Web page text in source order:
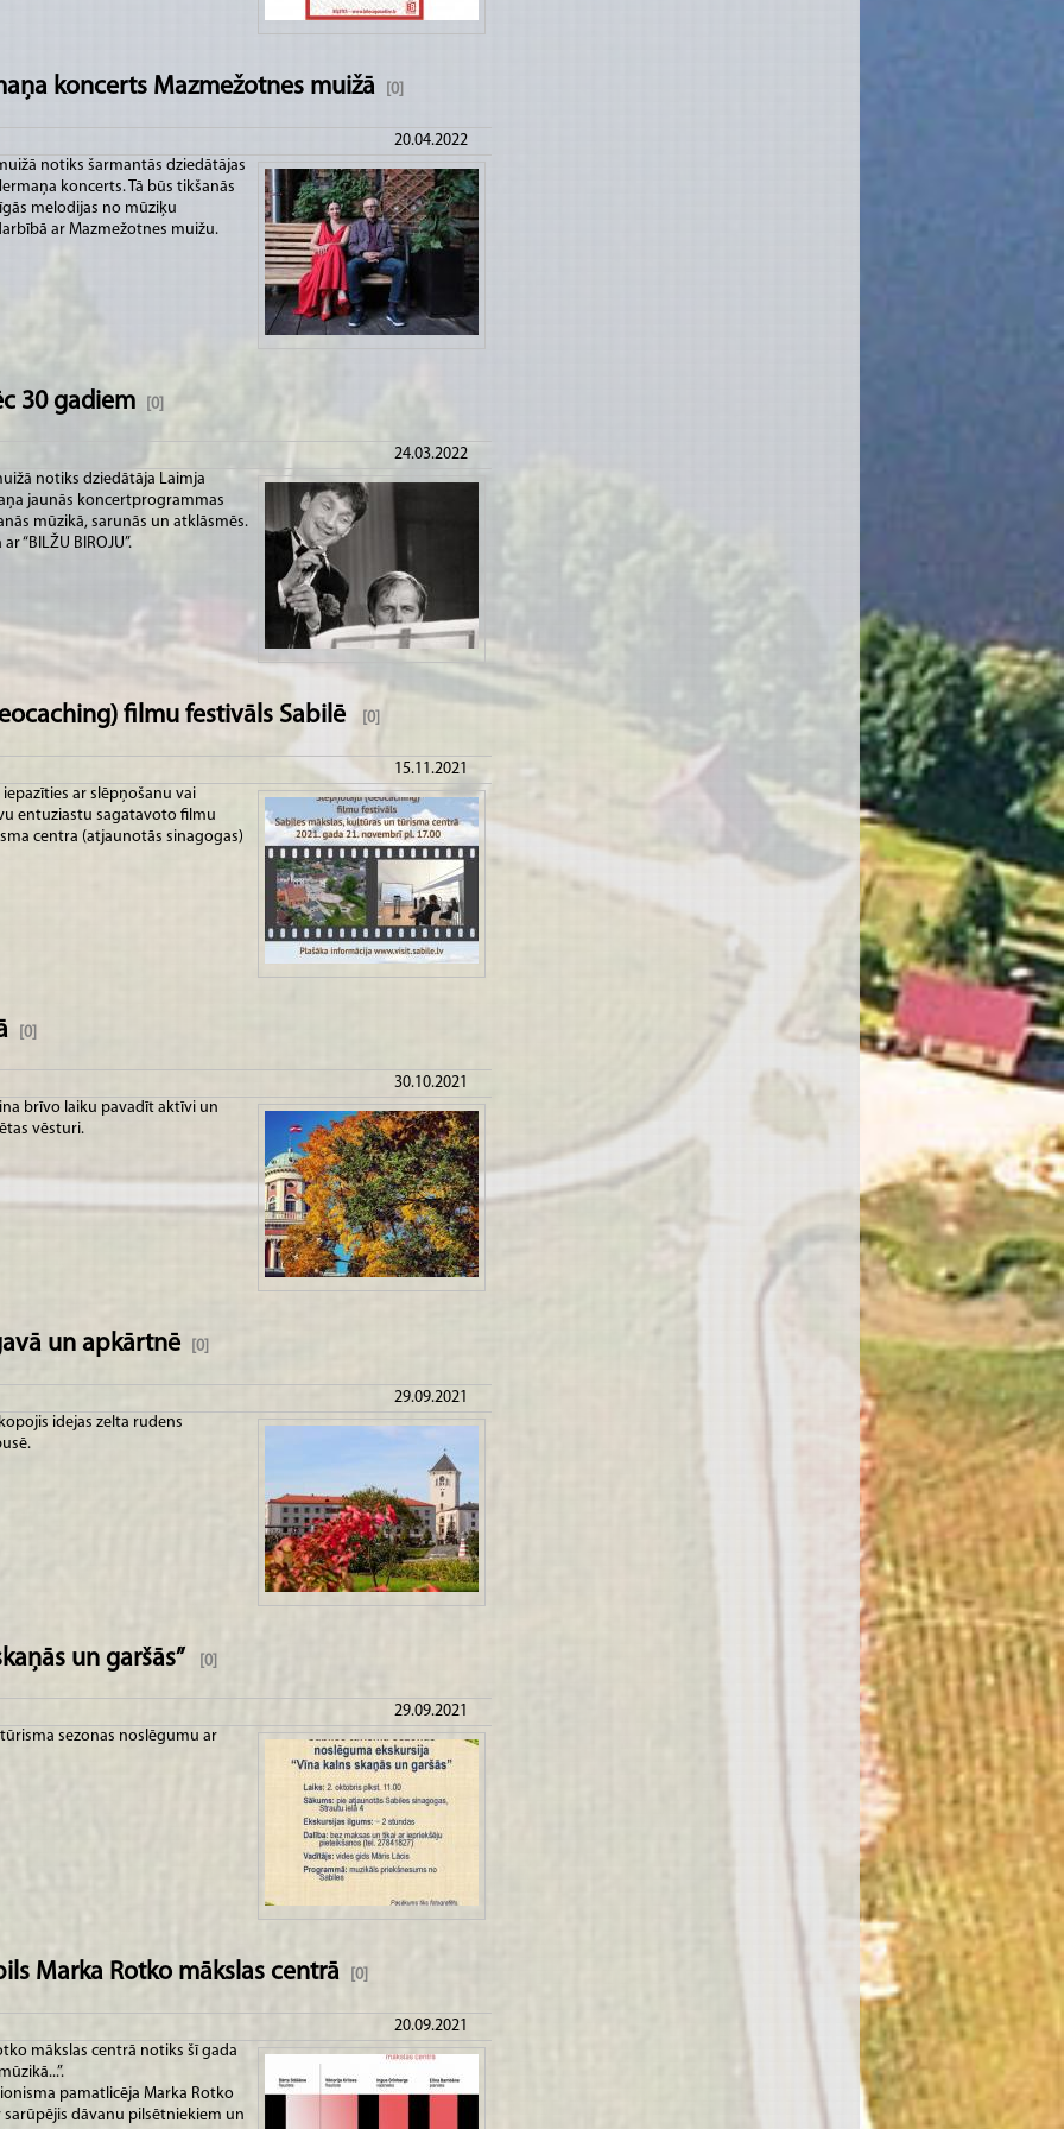
koncerts Mazmežotnes muižā [0]
20.04.2022
notiks šarmantās dziedātājas
koncerts. Tā būs tikšanās
melodijas no mūziķu
ar Mazmežotnes muižu.
30 gadiem [0]
24.03.2022
notiks dziedātāja Laimja
jaunās koncertprogrammas
mūzikā, sarunās un atklāsmēs.
“BILŽU BIROJU”.
filmu festivāls Sabilē [0]
15.11.2021
ar slēpņošanu vai
entuziastu sagatavoto filmu
centra (atjaunotās sinagogas)
[0]
30.10.2021
brīvo laiku pavadīt aktīvi un
vēsturi.
un apkārtnē [0]
29.09.2021
idejas zelta rudens
un garšās” [0]
29.09.2021
sezonas noslēgumu ar
Marka Rotko mākslas centrā [0]
20.09.2021
mākslas centrā notiks šī gada
pamatlicēja Marka Rotko
sarūpējis dāvanu pilsētniekiem un